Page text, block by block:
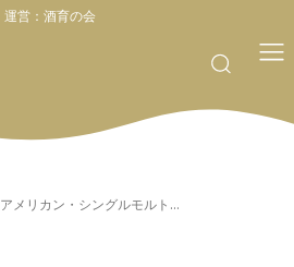
運営： 酒育の会
アメリカン・シングルモルト...